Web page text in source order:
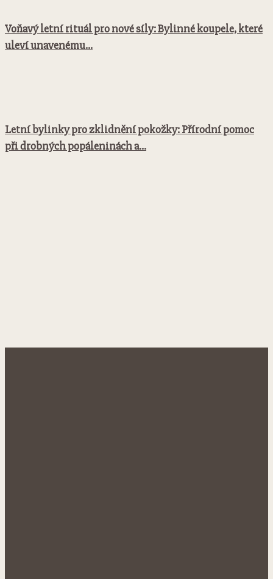
Voňavý letní rituál pro nové síly: Bylinné koupele, které
uleví unavenému...
Letní bylinky pro zklidnění pokožky: Přírodní pomoc
při drobných popáleninách a...